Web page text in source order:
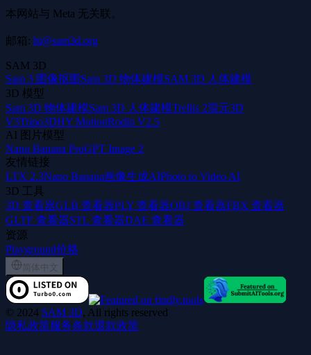
本网站与 Meta 无关联。
邮箱: hi@sam3d.org
SAM 3D
Sam 3 图像抠图 Sam 3D 物体建模SAM 3D 人体建模
3D 模型
Sam 3D 物体建模Sam 3D 人体建模Trellis 2混元3D
V3Tripo3DHY MotionRodin V2.5
AI 图片模型
Nano Banana ProGPT Image 2
友情链接
LTX 2.3Nano Banana画像生成AIPhoto to Video AI
3D 工具
3D 查看器GLB 查看器PLY 查看器OBJ 查看器FBX 查看器
GLTF 查看器STL 查看器DAE 查看器
资源
Playground价格
简体中文
© 2024 SAM 3D, All rights reserved
隐私政策服务条款退款政策